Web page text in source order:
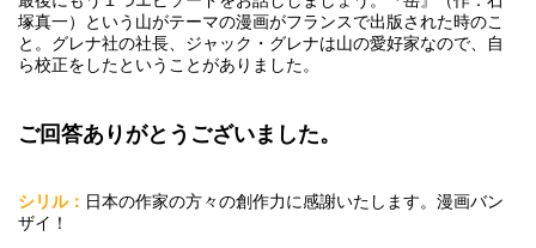
塚真一）という山がテーマの漫画がフランスで出版された時のこ
と。グレナ社の社長、ジャック・グレナは山の愛好家なので、自
ら校正をしたということがありました。
ご回答ありがとうございました。
シリル： 日本の作家の方々の創作力に感謝いたします。漫画バン
ザイ！